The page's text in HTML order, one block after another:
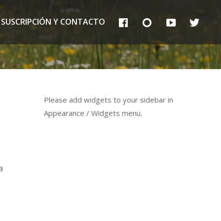
SUSCRIPCIÓN Y CONTACTO YT
Please add widgets to your sidebar in
Appearance / Widgets menu.